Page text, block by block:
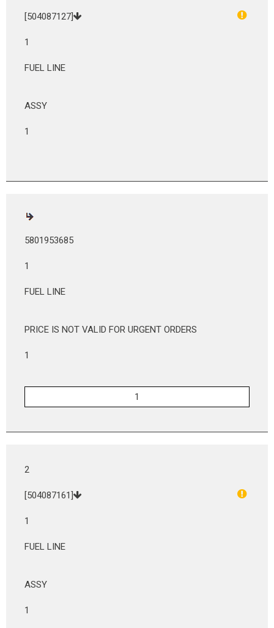
[504087127]
1
FUEL LINE
ASSY
1
5801953685
1
FUEL LINE
PRICE IS NOT VALID FOR URGENT ORDERS
1
2
[504087161]
1
FUEL LINE
ASSY
1